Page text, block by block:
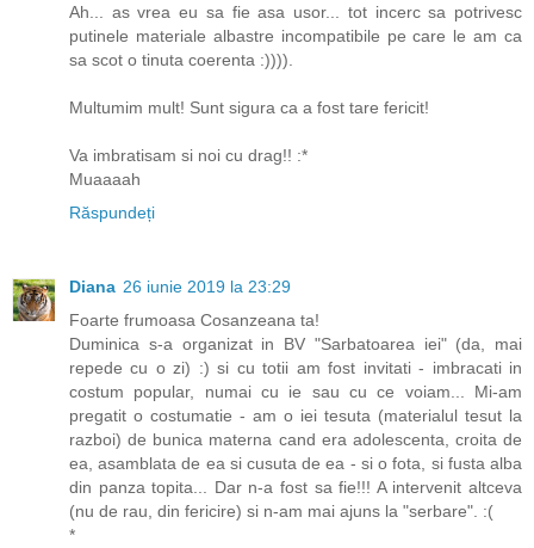
Ah... as vrea eu sa fie asa usor... tot incerc sa potrivesc
putinele materiale albastre incompatibile pe care le am ca
sa scot o tinuta coerenta :)))).
Multumim mult! Sunt sigura ca a fost tare fericit!
Va imbratisam si noi cu drag!! :*
Muaaaah
Răspundeți
Diana 26 iunie 2019 la 23:29
Foarte frumoasa Cosanzeana ta!
Duminica s-a organizat in BV "Sarbatoarea iei" (da, mai
repede cu o zi) :) si cu totii am fost invitati - imbracati in
costum popular, numai cu ie sau cu ce voiam... Mi-am
pregatit o costumatie - am o iei tesuta (materialul tesut la
razboi) de bunica materna cand era adolescenta, croita de
ea, asamblata de ea si cusuta de ea - si o fota, si fusta alba
din panza topita... Dar n-a fost sa fie!!! A intervenit altceva
(nu de rau, din fericire) si n-am mai ajuns la "serbare". :(
*